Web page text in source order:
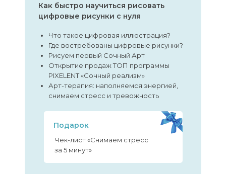
Как быстро научиться рисовать
цифровые рисунки с нуля
Что такое цифровая иллюстрация?
Где востребованы цифровые рисунки?
Рисуем первый Сочный Арт
Открытие продаж ТОП программы
PIXELENT «Сочный реализм»
Арт-терапия: наполняемся энергией,
снимаем стресс и тревожность
Подарок
Чек-лист «Снимаем стресс
за 5 минут»